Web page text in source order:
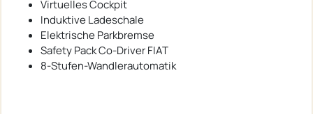
Virtuelles Cockpit
Induktive Ladeschale
Elektrische Parkbremse
Safety Pack Co-Driver FIAT
8-Stufen-Wandlerautomatik